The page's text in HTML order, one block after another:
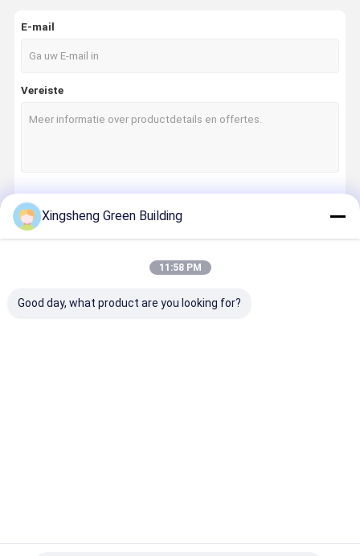
BIPV zonnepaneel
Flexibel fotovoltaïsch paneel
Gekrompen zonne daktegels
monozonnepaneel
BIPV-productenproductiemachine
Verzorgingsmachine voor PV-panelen
E-mail
Vereiste
Doorgaan
Xingsheng Green Building
11:58 PM
Good day, what product are you looking for?